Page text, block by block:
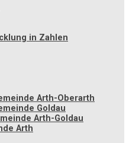
in Zahlen
Arth-Oberarth
Goldau
Arth-Goldau
Arth